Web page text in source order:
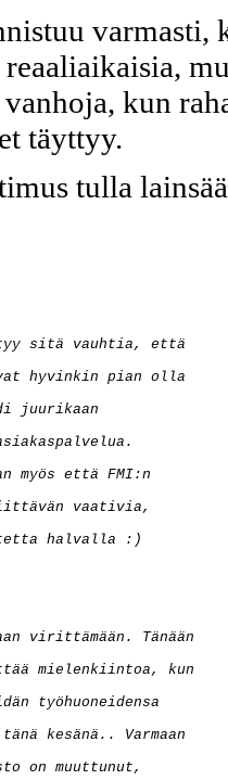
varmasti,
kun
täyttyy.
tulla
sitä vauhtia, että
hyvinkin pian olla
juurikaan
myös että FMI:n
vaativia,
halvalla :)
virittämään. Tänään
mielenkiintoa, kun
työhuoneidensa
kesänä.. Varmaan
on muuttunut,